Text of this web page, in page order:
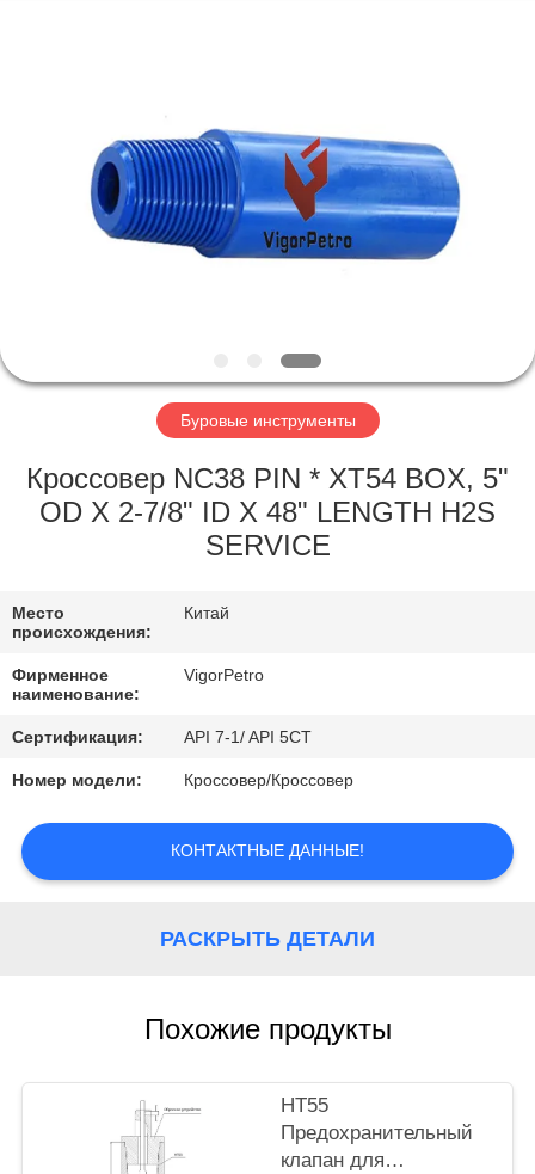
СТРАНИЦА
ПРОДУКЦИЯ
КОМПАНИИ
ФАБРИКА
КОНТАКТНЫЕ
ДАННЫЕ
ОТПРАВИТЬ
ЗАПРОС
КАРТА
Буровые инструменты
Кроссовер NC38 PIN * XT54 BOX, 5"
OD X 2-7/8" ID X 48" LENGTH H2S
SERVICE
Место
происхождения:
Китай
Фирменное
наименование:
VigorPetro
Сертификация: API 7-1/ API 5CT
Номер модели: Кроссовер/Кроссовер
КОНТАКТНЫЕ ДАННЫЕ!
РАСКРЫТЬ ДЕТАЛИ
Похожие продукты
НТ55
Предохранительный
клапан для